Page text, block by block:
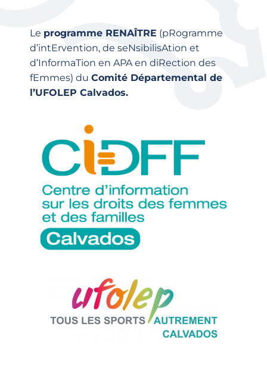
Le programme RENAÎTRE (pRogramme
d’intErvention, de seNsibilisAtion et
d’InformaTion en APA en diRection des
fEmmes) du Comité Départemental de
l’UFOLEP Calvados.